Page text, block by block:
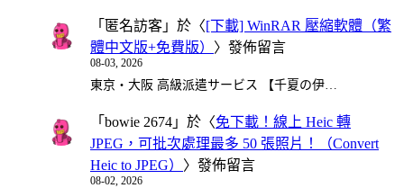
「 匿名訪客 」於〈[下載] WinRAR 壓縮軟體（繁
體中文版+免費版） 〉發佈留言
08-03, 2026
東京・大阪 高級派遣サービス 【千夏の伊…
「 bowie 2674 」於〈免下載！線上 Heic 轉
JPEG，可批次處理最多 50 張照片！（Convert
Heic to JPEG） 〉發佈留言
08-02, 2026